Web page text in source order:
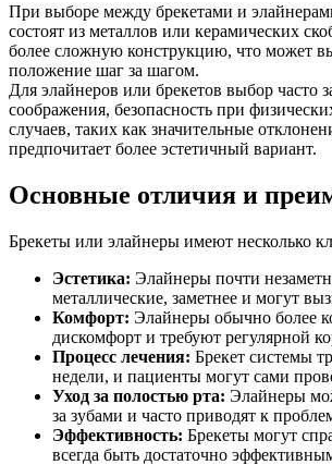
При выборе между брекетами и
состоят из металлов или керамических
более сложную конструкцию, что может
положение шаг за шагом.
Для элайнеров или брекетов выбор часто
соображения, безопасность при
случаев, таких как значительные
предпочитает более эстетичный вариант.
Основные отличия и
Брекеты или элайнеры имеют несколько
Эстетика: Элайнеры почти
металлические, заметнее и могут
Комфорт: Элайнеры обычно более
дискомфорт и требуют регулярной
Процесс лечения: Брекет системы
недели, и пациенты могут сами
Уход за полостью рта: Элайнеры
за зубами и часто приводят к
Эффективность: Брекеты могут
всегда быть достаточно